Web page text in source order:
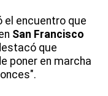
el encuentro que
San Francisco
que
poner en marcha